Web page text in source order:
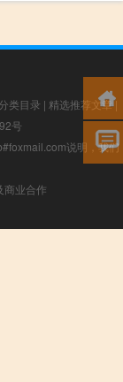
类目录 | 精选推荐文章|
号
说明，我们
商业合作